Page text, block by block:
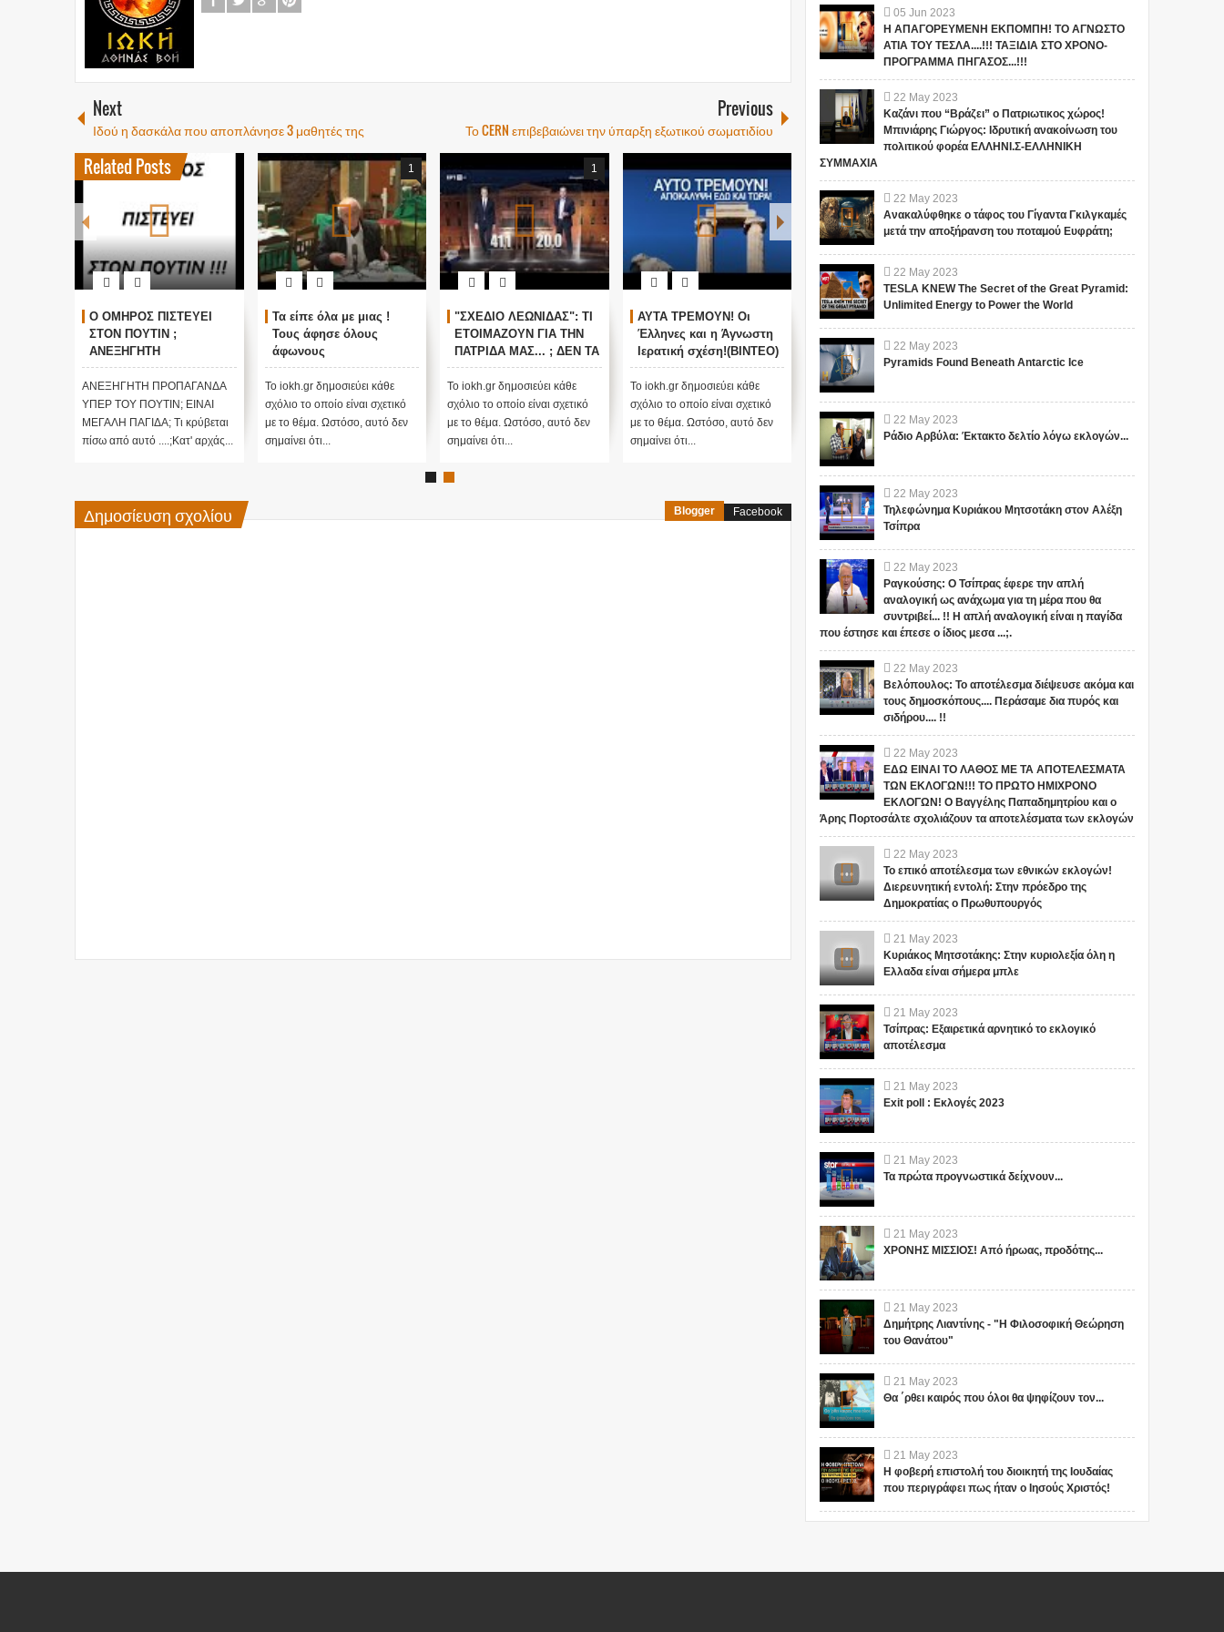
Next
Ιδού η δασκάλα που αποπλάνησε 3 μαθητές της
Previous
Το CERN επιβεβαιώνει την ύπαρξη εξωτικού σωματιδίου
Related Posts
Ο ΟΜΗΡΟΣ ΠΙΣΤΕΥΕΙ
ΣΤΟΝ ΠΟΥΤΙΝ ;
ΑΝΕΞΗΓΗΤΗ
ΠΡΟΠΑΓΑΝΔΑ ΥΠΕΡ ΤΟΥ
ΠΟΥΤΙΝ;
ΑΝΕΞΗΓΗΤΗ ΠΡΟΠΑΓΑΝΔΑ
ΥΠΕΡ ΤΟΥ ΠΟΥΤΙΝ; ΕΙΝΑΙ
ΜΕΓΑΛΗ ΠΑΓΙΔΑ; Τι κρύβεται
πίσω από αυτό ....;Κατ' αρχάς...
1
Τα είπε όλα με μιας !
Τους άφησε όλους
άφωνους
Το iokh.gr δημοσιεύει κάθε
σχόλιο το οποίο είναι σχετικό
με το θέμα. Ωστόσο, αυτό δεν
σημαίνει ότι...
1
"ΣΧΕΔΙΟ ΛΕΩΝΙΔΑΣ": ΤΙ
ΕΤΟΙΜΑΖΟΥΝ ΓΙΑ ΤΗΝ
ΠΑΤΡΙΔΑ ΜΑΣ... ; ΔΕΝ ΤΑ
ΕΙΠΕ ΤΥΧΑΙΑ ΣΤΙΣ
13/11/2015...
Το iokh.gr δημοσιεύει κάθε
σχόλιο το οποίο είναι σχετικό
με το θέμα. Ωστόσο, αυτό δεν
σημαίνει ότι...
ΑΥΤΑ ΤΡΕΜΟΥΝ! Οι
Έλληνες και η Άγνωστη
Ιερατική σχέση!(ΒΙΝΤΕΟ)
Το iokh.gr δημοσιεύει κάθε
σχόλιο το οποίο είναι σχετικό
με το θέμα. Ωστόσο, αυτό δεν
σημαίνει ότι...
Δημοσίευση σχολίου Blogger Facebook
05 Jun 2023
Η ΑΠΑΓΟΡΕΥΜΕΝΗ ΕΚΠΟΜΠΗ! ΤΟ ΑΓΝΩΣΤΟ
ΑΤΙΑ ΤΟΥ ΤΕΣΛΑ....!!! ΤΑΞΙΔΙΑ ΣΤΟ ΧΡΟΝΟ-
ΠΡΟΓΡΑΜΜΑ ΠΗΓΑΣΟΣ...!!!
22 May 2023
Καζάνι που “Βράζει” ο Πατριωτικος χώρος!
Μπινιάρης Γιώργος: Ιδρυτική ανακοίνωση του
πολιτικού φορέα ΕΛΛΗΝΙ.Σ-ΕΛΛΗΝΙΚΗ
ΣΥΜΜΑΧΙΑ
22 May 2023
Ανακαλύφθηκε ο τάφος του Γίγαντα Γκιλγκαμές
μετά την αποξήρανση του ποταμού Ευφράτη;
22 May 2023
TESLA KNEW The Secret of the Great Pyramid:
Unlimited Energy to Power the World
22 May 2023
Pyramids Found Beneath Antarctic Ice
22 May 2023
Ράδιο Αρβύλα: Έκτακτο δελτίο λόγω εκλογών...
22 May 2023
Τηλεφώνημα Κυριάκου Μητσοτάκη στον Αλέξη
Τσίπρα
22 May 2023
Ραγκούσης: Ο Τσίπρας έφερε την απλή
αναλογική ως ανάχωμα για τη μέρα που θα
συντριβεί... !! Η απλή αναλογική είναι η παγίδα
που έστησε και έπεσε ο ίδιος μεσα ...;.
22 May 2023
Βελόπουλος: Το αποτέλεσμα διέψευσε ακόμα και
τους δημοσκόπους.... Περάσαμε δια πυρός και
σιδήρου.... !!
22 May 2023
ΕΔΩ ΕΙΝΑΙ ΤΟ ΛΑΘΟΣ ΜΕ ΤΑ ΑΠΟΤΕΛΕΣΜΑΤΑ
ΤΩΝ ΕΚΛΟΓΩΝ!!! ΤΟ ΠΡΩΤΟ ΗΜΙΧΡΟΝΟ
ΕΚΛΟΓΩΝ! Ο Βαγγέλης Παπαδημητρίου και ο
Άρης Πορτοσάλτε σχολιάζουν τα αποτελέσματα των εκλογών
22 May 2023
Το επικό αποτέλεσμα των εθνικών εκλογών!
Διερευνητική εντολή: Στην πρόεδρο της
Δημοκρατίας ο Πρωθυπουργός
21 May 2023
Κυριάκος Μητσοτάκης: Στην κυριολεξία όλη η
Ελλαδα είναι σήμερα μπλε
21 May 2023
Τσίπρας: Εξαιρετικά αρνητικό το εκλογικό
αποτέλεσμα
21 May 2023
Exit poll : Εκλογές 2023
21 May 2023
Τα πρώτα προγνωστικά δείχνουν...
21 May 2023
ΧΡΟΝΗΣ ΜΙΣΣΙΟΣ! Από ήρωας, προδότης...
21 May 2023
Δημήτρης Λιαντίνης - "Η Φιλοσοφική Θεώρηση
του Θανάτου"
21 May 2023
Θα ΄ρθει καιρός που όλοι θα ψηφίζουν τον...
21 May 2023
Η φοβερή επιστολή του διοικητή της Ιουδαίας
που περιγράφει πως ήταν ο Ιησούς Χριστός!